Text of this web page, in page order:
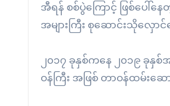
အီရန် စစ်ပွဲကြောင့် ဖြစ်ပေါ်န
အများကြီး စုဆောင်းသိုလှေ
၂၀၁၇ ခုနှစ်ကနေ ၂၀၁၉
ဝန်ကြီး အဖြစ် တာဝန်ထမ်းဆ